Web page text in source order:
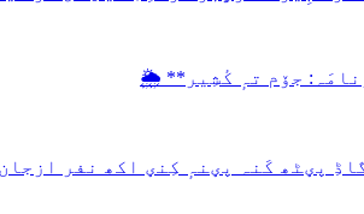
جۆم تہٕ کٔشِیر** 🌦️
پؠٹھ کَنہ پؠنہٕ کِنؠ اکھ نفر